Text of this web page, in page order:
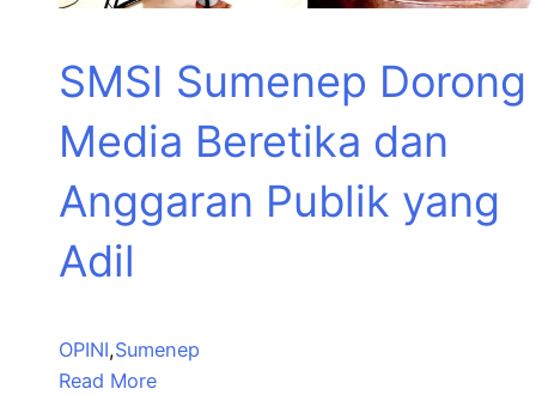
SMSI Sumenep Dorong
Media Beretika dan
Anggaran Publik yang
Adil
OPINI,Sumenep
Read More